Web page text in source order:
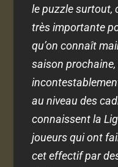
le puzzle surtout,
très importante
qu’on connaît
saison
au niveau des
connaissent la
joueurs qui ont
cet effectif par